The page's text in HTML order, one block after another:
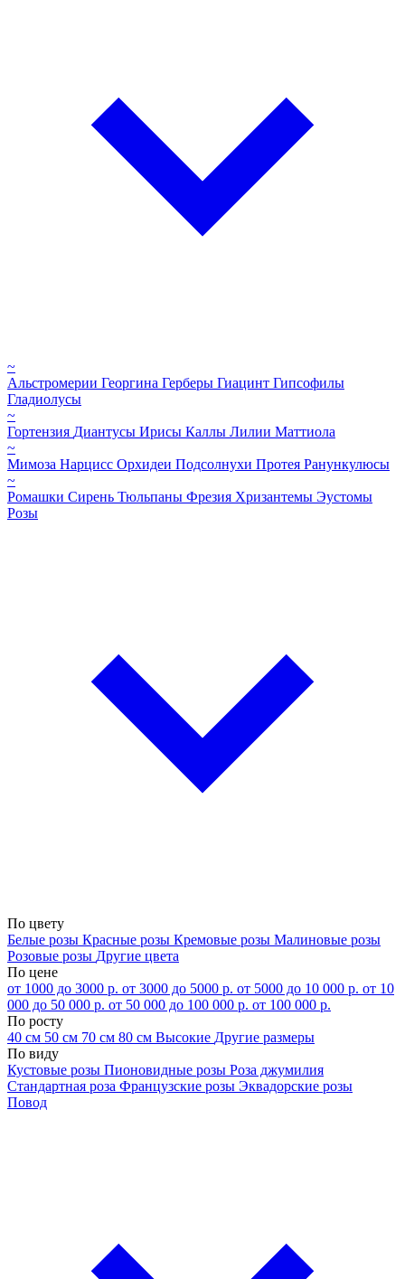
~
Альстромерии Георгина Герберы Гиацинт Гипсофилы
Гладиолусы
~
Гортензия Диантусы Ирисы Каллы Лилии Маттиола
~
Мимоза Нарцисс Орхидеи Подсолнухи Протея Ранункулюсы
~
Ромашки Сирень Тюльпаны Фрезия Хризантемы Эустомы
Розы
По цвету
Белые розы Красные розы Кремовые розы Малиновые розы
Розовые розы Другие цвета
По цене
от 1000 до 3000 р. от 3000 до 5000 р. от 5000 до 10 000 р. от 10
000 до 50 000 р. от 50 000 до 100 000 р. от 100 000 р.
По росту
40 см 50 см 70 см 80 см Высокие Другие размеры
По виду
Кустовые розы Пионовидные розы Роза джумилия
Стандартная роза Французские розы Эквадорские розы
Повод